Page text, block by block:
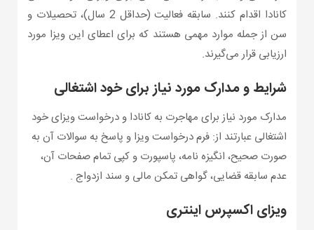
کانادا اقدام کنند. سابقه فعالیت (حداقل 2 سال)، تحصیلات و
سن از جمله موارد مهمی هستند که برای اعطای این ویزا مورد
ارزیابی قرار می‌گیرند.
شرایط و مدارک مورد نیاز برای خود اشتغالی
مدارک مورد نیاز برای مهاجرت به کانادا و درخواست ویزای خود
اشتغالی عبارتند از: فرم درخواست ویزا و پاسخ به سوالات آن به
صورت صحیح، انگیزه نامه، پاسپورت و کپی تمام صفحات آن،
عدم سابقه قضایی، گواهی تمکن مالی و سند ازدواج .
ویزای اکسپرس اینتری